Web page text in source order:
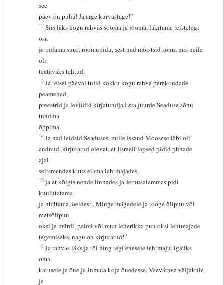
see
päev on püha! Ja ärge kurvastage!”
12 Siis läks kogu rahvas sööma ja jooma, läkitama teistelegi
osa
ja pidama suurt rõõmupidu, sest nad mõistsid sõnu, mis neile
oli
teatavaks tehtud.
13 Ja teisel päeval tulid kokku kogu rahva perekondade
peamehed,
preestrid ja leviidid kirjatundja Esra juurde Seaduse sõnu
tundma
õppima.
14 Ja nad leidsid Seaduses, mille Issand Moosese läbi oli
andnud, kirjutatud olevat, et Iisraeli lapsed pidid pühade
ajal
seitsmendas kuus elama lehtmajades,
15 ja et kõigis nende linnades ja Jeruusalemmas pidi
kuulutatama
ja hüütama, öeldes: „Minge mägedele ja tooge õlipuu või
metsõlipuu
oksi ja mürdi, palmi või muu leherikka puu oksi lehtmajade
tegemiseks, nagu on kirjutatud!”
16 Ja rahvas läks ja tõi ning tegi enesele lehtmaju, igaüks
oma
katusele ja õue ja Jumala koja õuedesse, Veevärava väljakule
ja